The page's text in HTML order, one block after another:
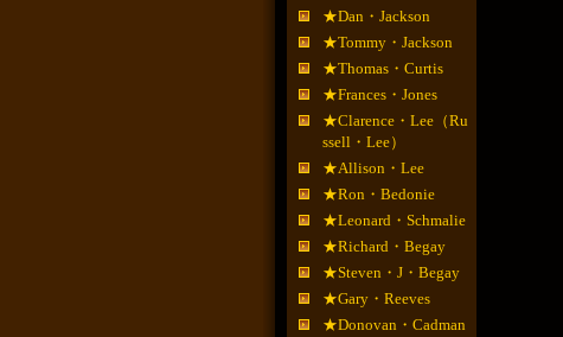
★Dan・Jackson
★Tommy・Jackson
★Thomas・Curtis
★Frances・Jones
★Clarence・Lee（Ru
ssell・Lee）
★Allison・Lee
★Ron・Bedonie
★Leonard・Schmalie
★Richard・Begay
★Steven・J・Begay
★Gary・Reeves
★Donovan・Cadman